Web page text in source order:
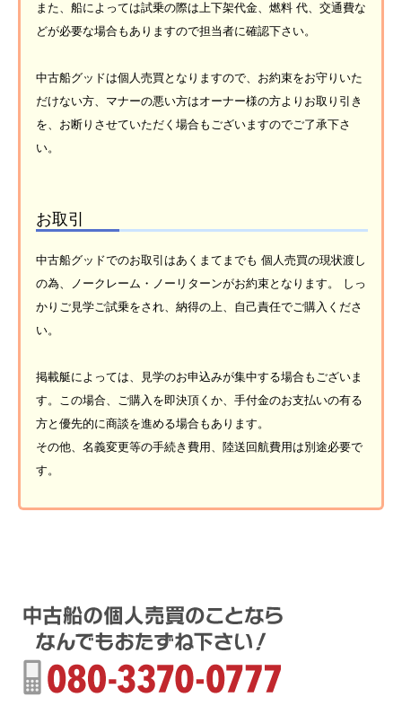
また、船によっては試乗の際は上下架代金、燃料 代、交通費な
どが必要な場合もありますので担当者に確認下さい。
中古船グッドは個人売買となりますので、お約束をお守りいた
だけない方、マナーの悪い方はオーナー様の方よりお取り引き
を、お断りさせていただく場合もございますのでご了承下さ
い。
お取引
中古船グッドでのお取引はあくまてまでも 個人売買の現状渡し
の為、ノークレーム・ノーリターンがお約束となります。 しっ
かりご見学ご試乗をされ、納得の上、自己責任でご購入くださ
い。
掲載艇によっては、見学のお申込みが集中する場合もございま
す。この場合、ご購入を即決頂くか、手付金のお支払いの有る
方と優先的に商談を進める場合もあります。
その他、名義変更等の手続き費用、陸送回航費用は別途必要で
す。